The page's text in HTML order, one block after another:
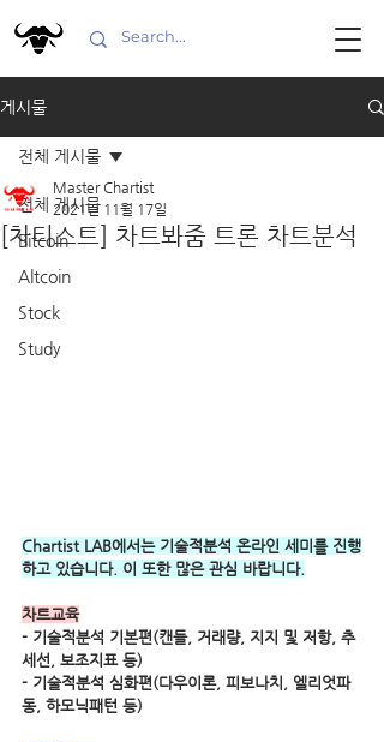
게시물
전체 게시물
Bitcoin
Altcoin
Stock
Study
전체 게시물
[차티스트] 차트봐줌 트론 차트분석
Master Chartist
2021년 11월 17일
Chartist LAB에서는 기술적분석 온라인 세미를 진행
하고 있습니다. 이 또한 많은 관심 바랍니다.
차트교육
- 기술적분석 기본편(캔들, 거래량, 지지 및 저항, 추
세선, 보조지표 등)
- 기술적분석 심화편(다우이론, 피보나치, 엘리엇파
동, 하모닉패턴 등)